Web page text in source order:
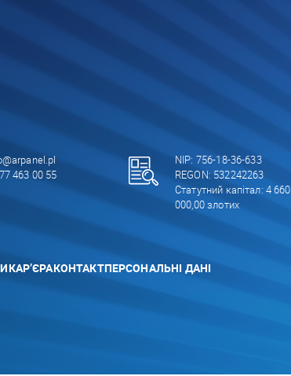
463 00 55
NIP: 756-18-36-633
REGON: 532242263
Статутний капітал: 4 660
000,00 злотих
КАР’ЄРАКОНТАКТПЕРСОНАЛЬНІ ДАНІ